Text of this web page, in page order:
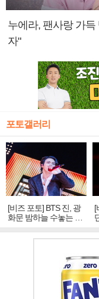
누에라, 팬사랑 가
자"
포토갤러리
[비즈 포토] BTS 진, 광
화문 밤하늘 수놓는 '비
주얼 킹'의 열창
[